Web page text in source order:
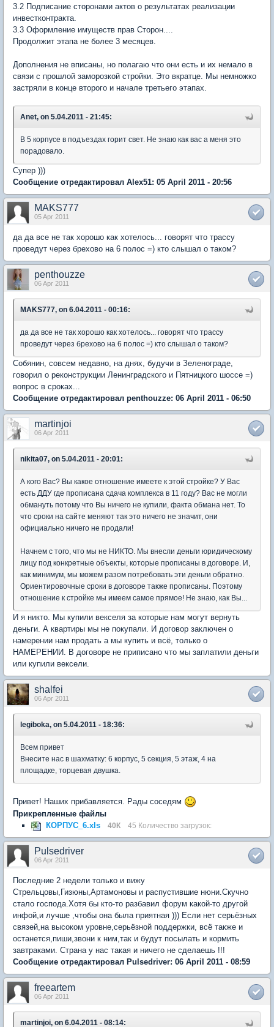
3.2 Подписание сторонами актов о результатах реализации
инвестконтракта.
3.3 Оформление имуществ прав Сторон....
Продолжит этапа не более 3 месяцев.
Дополнения не вписаны, но полагаю что они есть и их немало в
связи с прошлой заморозкой стройки. Это вкратце. Мы немножко
застряли в конце второго и начале третьего этапах.
Anet, on 5.04.2011 - 21:45:
В 5 корпусе в подъездах горит свет. Не знаю как вас а меня это
порадовало.
Супер )))
Сообщение отредактировал Alex51: 05 April 2011 - 20:56
MAKS777
05 Apr 2011
да да все не так хорошо как хотелось... говорят что трассу
проведут через брехово на 6 полос =) кто слышал о таком?
penthouzze
06 Apr 2011
MAKS777, on 6.04.2011 - 00:16:
да да все не так хорошо как хотелось... говорят что трассу
проведут через брехово на 6 полос =) кто слышал о таком?
Собянин, совсем недавно, на днях, будучи в Зеленограде,
говорил о реконструкции Ленинградского и Пятницкого шоссе =)
вопрос в сроках...
Сообщение отредактировал penthouzze: 06 April 2011 - 06:50
martinjoi
06 Apr 2011
nikita07, on 5.04.2011 - 20:01:
А кого Вас? Вы какое отношение имеете к этой стройке? У Вас
есть ДДУ где прописана сдача комплекса в 11 году? Вас не могли
обмануть потому что Вы ничего не купили, факта обмана нет. То
что сроки на сайте меняют так это ничего не значит, они
официально ничего не продали!
Начнем с того, что мы не НИКТО. Мы внесли деньги юридическому
лицу под конкретные объекты, которые прописаны в договоре. И,
как минимум, мы можем разом потребовать эти деньги обратно.
Ориентировочные сроки в договоре также прописаны. Поэтому
отношение к стройке мы имеем самое прямое! Не знаю, как Вы...
И я никто. Мы купили векселя за которые нам могут вернуть
деньги. А квартиры мы не покупали. И договор заключен о
намерении нам продать а мы купить и всё, только о
НАМЕРЕНИИ. В договоре не приписано что мы заплатили деньги
или купили вексели.
shalfei
06 Apr 2011
legiboka, on 5.04.2011 - 18:36:
Всем привет
Внесите нас в шахматку: 6 корпус, 5 секция, 5 этаж, 4 на
площадке, торцевая двушка.
Привет! Наших прибавляется. Рады соседям
Прикрепленные файлы
КОРПУС_6.xls
40К 45 Количество загрузок:
Pulsedriver
06 Apr 2011
Последние 2 недели только и вижу
Стрельцовы,Гизюны,Артамоновы и распустившие нюни.Скучно
стало господа.Хотя бы кто-то разбавил форум какой-то другой
инфой,и лучше ,чтобы она была приятная ))) Если нет серьёзных
связей,на высоком уровне,серьёзной поддержки, всё также и
останется,пиши,звони к ним,так и будут посылать и кормить
завтраками. Страна у нас такая и ничего не сделаешь !!!
Сообщение отредактировал Pulsedriver: 06 April 2011 - 08:59
freeartem
06 Apr 2011
martinjoi, on 6.04.2011 - 08:14: